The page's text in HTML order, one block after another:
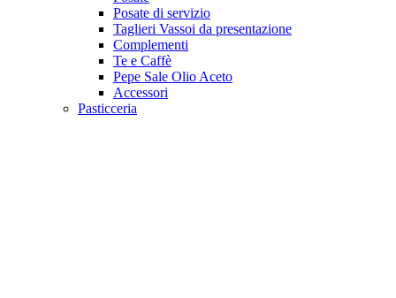
Posate di servizio
Taglieri Vassoi da presentazione
Complementi
Te e Caffè
Pepe Sale Olio Aceto
Accessori
Pasticceria